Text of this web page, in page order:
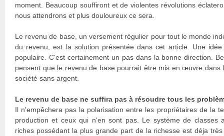
moment. Beaucoup souffiront et de violentes révolutions
nous attendrons et plus douloureux ce sera.
Le revenu de base, un versement régulier pour tout le monde
du revenu, est la solution présentée dans cet article. Une
populaire. C'est certainement un pas dans la bonne direction.
pensent que le revenu de base pourrait être mis en œuvre dans
société sans argent.
Le revenu de base ne suffira pas à résoudre tous les
Il n'empêchera pas la polarisation entre les propriétaires de la
production et ceux qui n'en sont pas. Le système de classes
riches possédant la plus grande part de la richesse est déja